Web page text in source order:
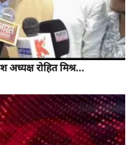
अध्यक्ष रोहित मिश्र...